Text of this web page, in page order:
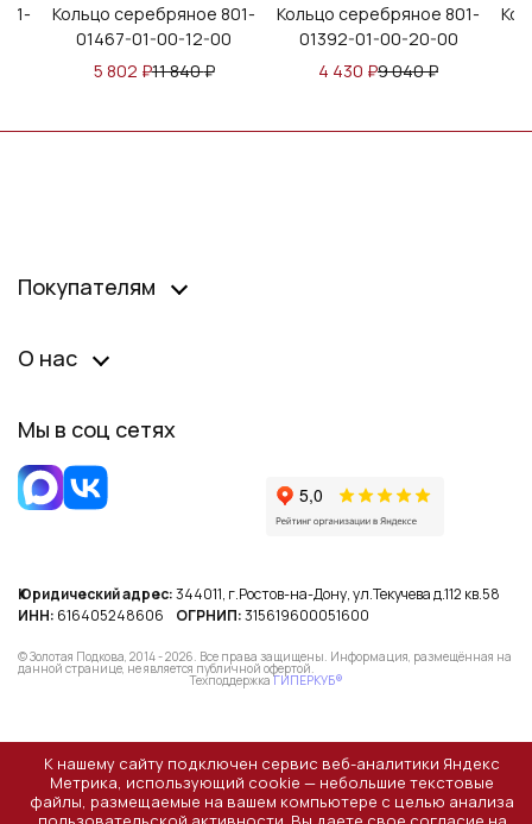
Кольцо серебряное 801-
01467-01-00-12-00
5 802 ₽11 840₽
Кольцо серебряное 801-
01392-01-00-20-00
4 430 ₽9 040₽
Покупателям
О нас
Мы в соц сетях
Юридический адрес:344011, г.Ростов-на-Дону, ул.Текучева д.112 кв.58
ИНН: 616405248606 ОГРНИП:315619600051600
© Золотая Подкова, 2014 - 2026. Все права защищены. Информация, размещённая на
данной странице, не является публичной офертой.
ТехподдержкаГИПЕРКУБ®
К нашему сайту подключен сервис веб-аналитики Яндекс
Метрика, использующий cookie — небольшие текстовые
файлы, размещаемые на вашем компьютере с целью анализа